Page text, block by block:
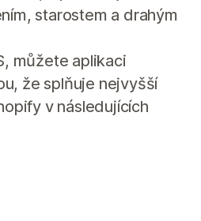
starostem a drahým
můžete aplikaci
že splňuje nejvyšší
v následujících